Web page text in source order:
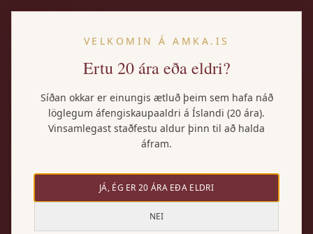
Persónuverndarstefna
24. júlí 2026
AMKA rekur vefsíðuna amka.is. Hér er lýst hvaða
persónuupplýsingar verða til við notkun síðunnar, hvernig
VELKOMIN Á AMKA.IS
Ertu 20 ára eða eldri?
Síðan okkar er einungis ætluð þeim sem hafa náð
löglegum áfengiskaupaaldri á Íslandi (20 ára).
Vinsamlegast staðfestu aldur þinn til að halda
áfram.
JÁ, ÉG ER 20 ÁRA EÐA ELDRI
NEI